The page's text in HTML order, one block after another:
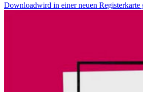
Downloadwird in einer neuen Registerkarte